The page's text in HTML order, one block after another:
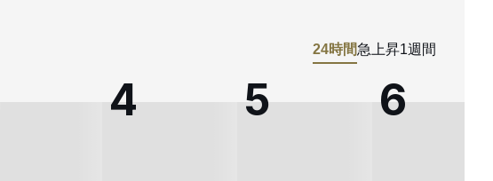
24時間急上昇1週間